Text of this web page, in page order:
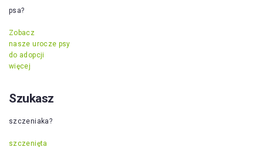
psa?
Zobacz
nasze urocze psy
do adopcji
więcej
Szukasz
szczeniaka?
szczenięta